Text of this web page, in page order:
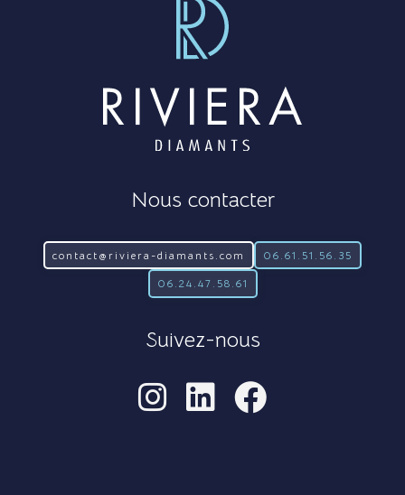
Nous contacter
contact@riviera-diamants.com 06.61.51.56.35
06.24.47.58.61
Suivez-nous